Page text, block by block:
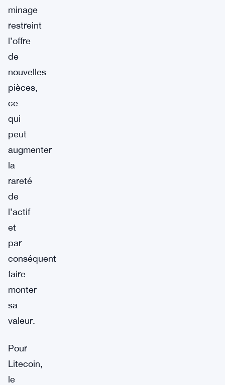
minage
restreint
l’offre
de
nouvelles
pièces,
ce
qui
peut
augmenter
la
rareté
de
l’actif
et
par
conséquent
faire
monter
sa
valeur.
Pour
Litecoin,
le